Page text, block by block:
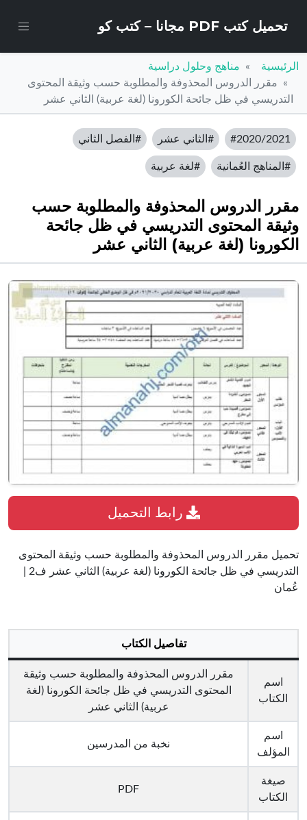
تحميل كتب PDF مجانا – كتب كو
الرئيسية
مناهج وحلول دراسية
مقرر الدروس المحذوفة والمطلوبة حسب وثيقة المحتوى
التدريسي في ظل جائحة الكورونا (لغة عربية) الثاني عشر
#2020/2021 #الثاني عشر #الفصل الثاني
#المناهج العُمانية #لغة عربية
مقرر الدروس المحذوفة والمطلوبة حسب
وثيقة المحتوى التدريسي في ظل جائحة
الكورونا (لغة عربية) الثاني عشر
تحميل مقرر الدروس المحذوفة والمطلوبة حسب وثيقة المحتوى
عُمان
تفاصيل الكتاب
اسم
الكتاب
مقرر الدروس المحذوفة والمطلوبة حسب وثيقة
المحتوى التدريسي في ظل جائحة الكورونا (لغة
عربية) الثاني عشر
اسم
المؤلف
نخبة من المدرسين
صيغة
الكتاب
PDF